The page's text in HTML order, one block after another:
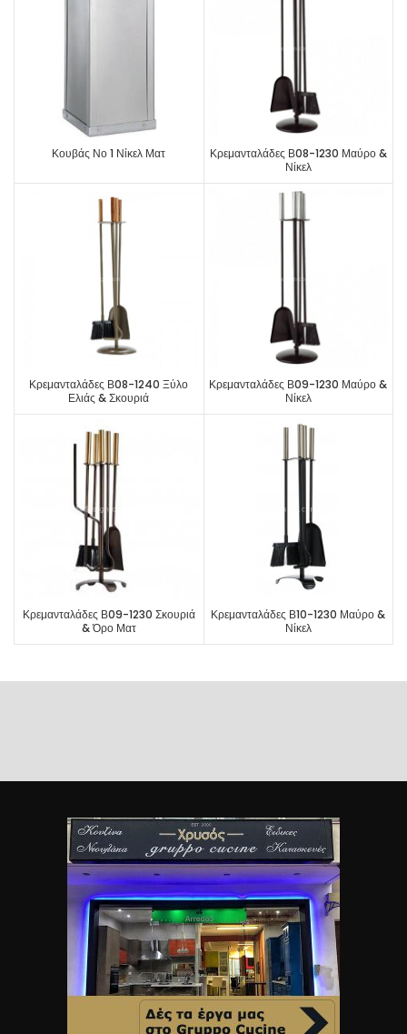
Κουβάς Νο 1 Νίκελ Ματ
Κρεμανταλάδες Β08-1230 Μαύρο &
Νίκελ
Κρεμανταλάδες Β08-1240 Ξύλο
Ελιάς & Σκουριά
Κρεμανταλάδες Β09-1230 Μαύρο &
Νίκελ
Κρεμανταλάδες Β09-1230 Σκουριά
& Όρο Ματ
Κρεμανταλάδες Β10-1230 Μαύρο &
Νίκελ